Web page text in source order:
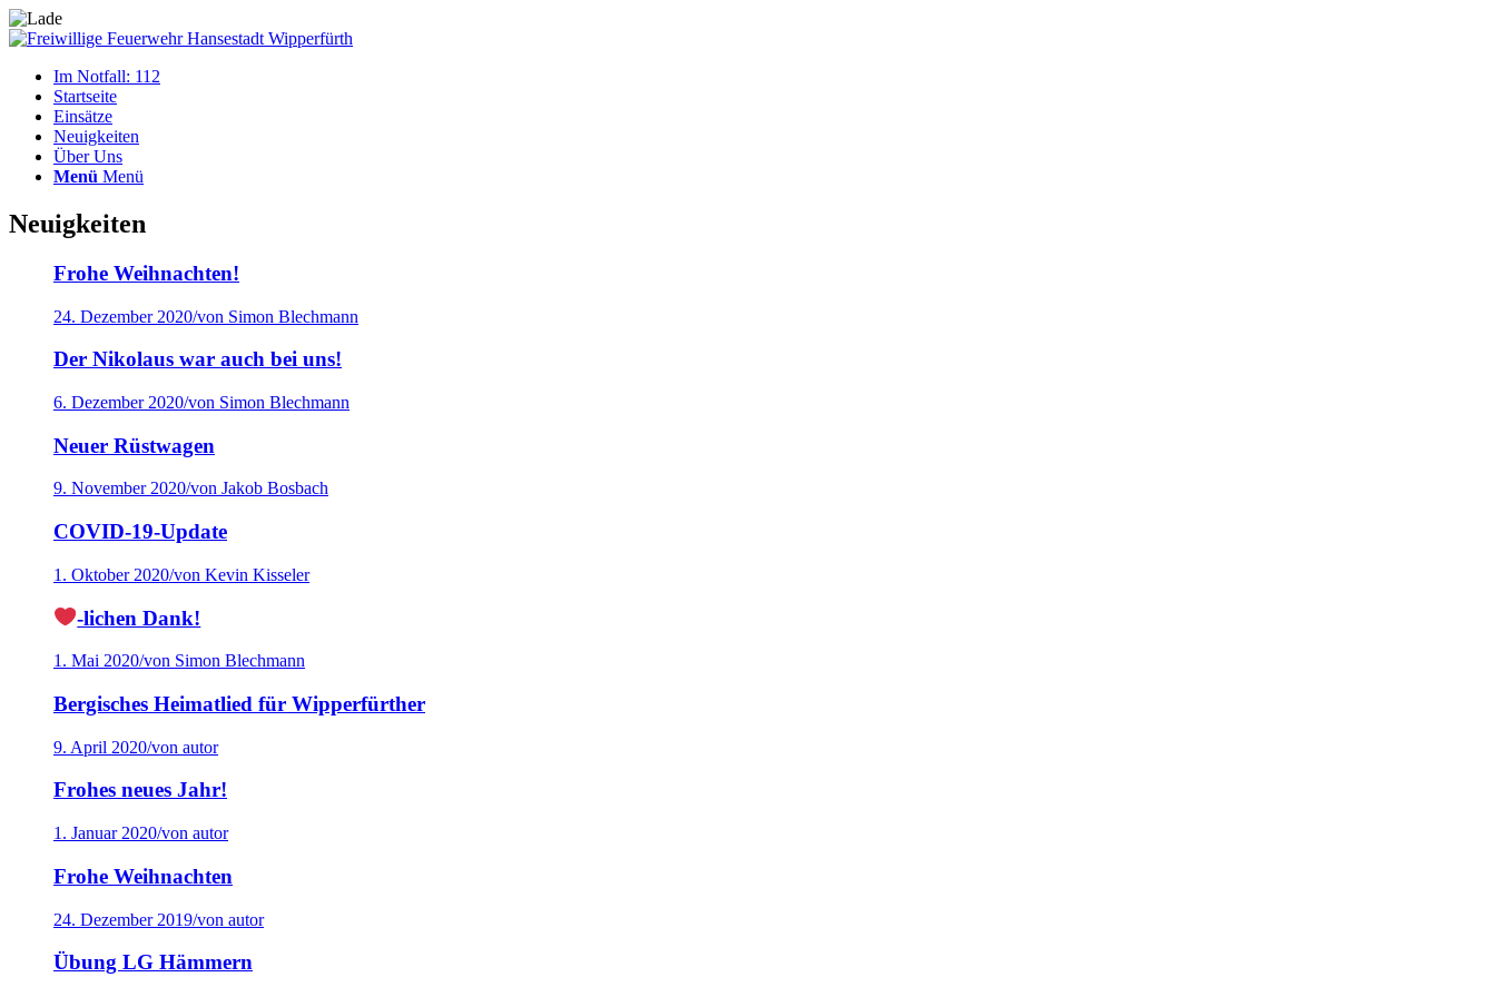
Im Notfall: 112
Startseite
Einsätze
Neuigkeiten
Über Uns
Menü Menü
Neuigkeiten
Frohe Weihnachten!
24. Dezember 2020/von Simon Blechmann
Der Nikolaus war auch bei uns!
6. Dezember 2020/von Simon Blechmann
Neuer Rüstwagen
9. November 2020/von Jakob Bosbach
COVID-19-Update
1. Oktober 2020/von Kevin Kisseler
-lichen Dank!
1. Mai 2020/von Simon Blechmann
Bergisches Heimatlied für Wipperfürther
9. April 2020/von autor
Frohes neues Jahr!
1. Januar 2020/von autor
Frohe Weihnachten
24. Dezember 2019/von autor
Übung LG Hämmern